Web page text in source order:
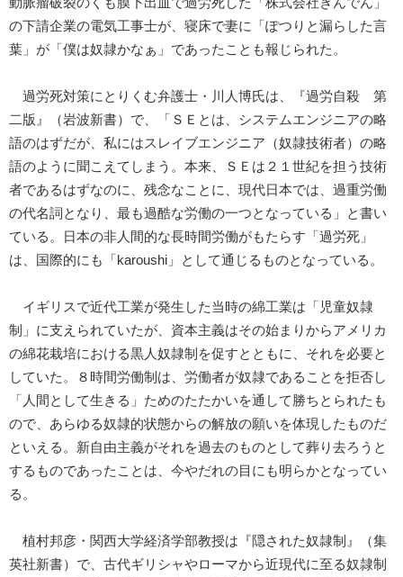
の下請企業の電気工事士が、寝床で妻に「ぽつりと漏らした言
葉」が「僕は奴隷かなぁ」であったことも報じられた。
過労死対策にとりくむ弁護士・川人博氏は、『過労自殺 第
二版』（岩波新書）で、「ＳＥとは、システムエンジニアの略
語のはずだが、私にはスレイブエンジニア（奴隷技術者）の略
語のように聞こえてしまう。本来、ＳＥは２１世紀を担う技術
者であるはずなのに、残念なことに、現代日本では、過重労働
の代名詞となり、最も過酷な労働の一つとなっている」と書い
ている。日本の非人間的な長時間労働がもたらす「過労死」
は、国際的にも「karoushi」として通じるものとなっている。
イギリスで近代工業が発生した当時の綿工業は「児童奴隷
制」に支えられていたが、資本主義はその始まりからアメリカ
の綿花栽培における黒人奴隷制を促すとともに、それを必要と
していた。８時間労働制は、労働者が奴隷であることを拒否し
「人間として生きる」ためのたたかいを通して勝ちとられたも
ので、あらゆる奴隷的状態からの解放の願いを体現したものだ
といえる。新自由主義がそれを過去のものとして葬り去ろうと
するものであったことは、今やだれの目にも明らかとなってい
る。
植村邦彦・関西大学経済学部教授は『隠された奴隷制』（集
英社新書）で、古代ギリシャやローマから近現代に至る奴隷制